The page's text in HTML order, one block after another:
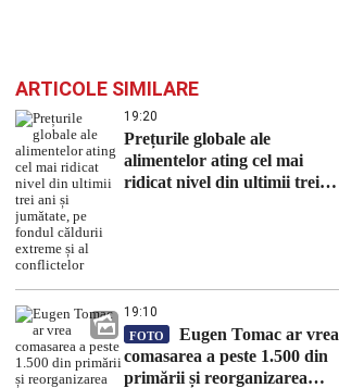
ARTICOLE SIMILARE
19:20
Prețurile globale ale
alimentelor ating cel mai
ridicat nivel din ultimii trei
19:10
FOTO
Eugen Tomac ar vrea
comasarea a peste 1.500 din
primării și reorganizarea